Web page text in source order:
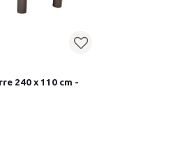
240 x 110 cm -